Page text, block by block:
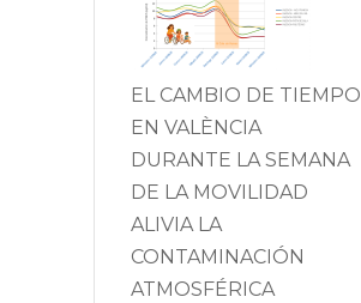
EL CAMBIO DE TIEMPO
EN VALÈNCIA
DURANTE LA SEMANA
DE LA MOVILIDAD
ALIVIA LA
CONTAMINACIÓN
ATMOSFÉRICA